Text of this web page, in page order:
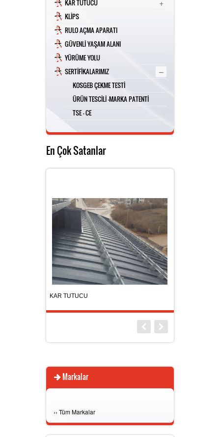
KAR TUTUCU +
KLİPS
RULO AÇMA APARATI
GÜVENLİ YAŞAM ALANI
YÜRÜME YOLU
SERTİFİKALARIMIZ
–
KOSGEB ÇEKME TESTİ
ÜRÜN TESCİLİ -MARKA PATENTİ
TSE - CE
En Çok Satanlar
KAR TUTUCU
Markalar
›› Tüm Markalar